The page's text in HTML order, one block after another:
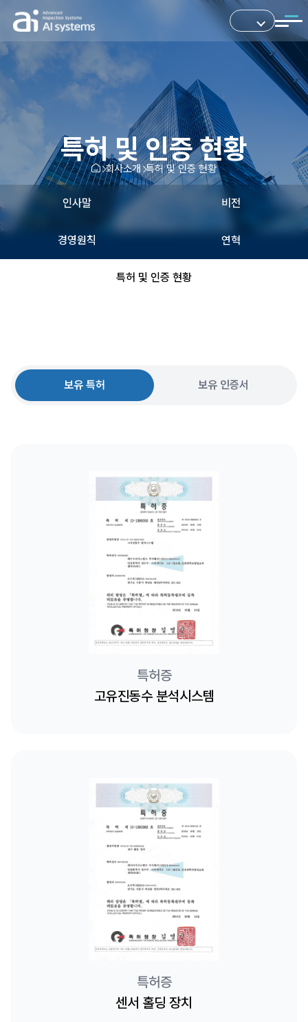
특허 및 인증 현황
회사소개 특허 및 인증 현황
인사말 비전
경영원칙 연혁
특허 및 인증 현황
보유 특허 보유 인증서
특허증
고유진동수 분석시스템
특허증
센서 홀딩 장치